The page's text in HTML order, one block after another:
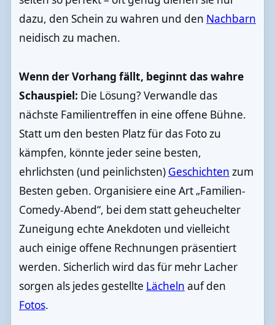
dazu, den Schein zu wahren und den Nachbarn
neidisch zu machen.
Wenn der Vorhang fällt, beginnt das wahre
Schauspiel: Die Lösung? Verwandle das
nächste Familientreffen in eine offene Bühne.
Statt um den besten Platz für das Foto zu
kämpfen, könnte jeder seine besten,
ehrlichsten (und peinlichsten) Geschichten zum
Besten geben. Organisiere eine Art „Familien-
Comedy-Abend“, bei dem statt geheuchelter
Zuneigung echte Anekdoten und vielleicht
auch einige offene Rechnungen präsentiert
werden. Sicherlich wird das für mehr Lacher
sorgen als jedes gestellte Lächeln auf den
Fotos.